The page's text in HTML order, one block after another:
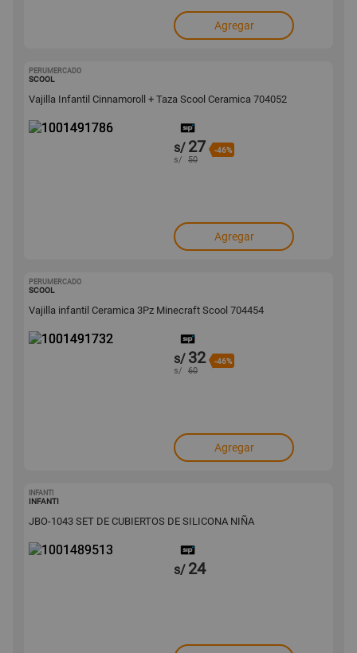
Agregar
PERUMERCADO
SCOOL
Vajilla Infantil Cinnamoroll + Taza Scool Ceramica 704052
s/ 27 -46%
s/ 50
Agregar
PERUMERCADO
SCOOL
Vajilla infantil Ceramica 3Pz Minecraft Scool 704454
s/ 32 -46%
s/ 60
Agregar
INFANTI
INFANTI
JBO-1043 SET DE CUBIERTOS DE SILICONA NIÑA
s/ 24